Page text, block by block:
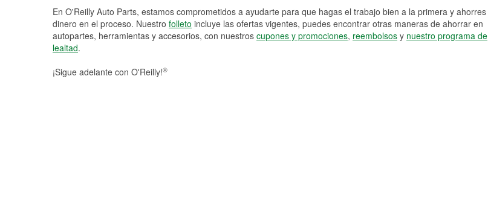
En O'Reilly Auto Parts, estamos comprometidos a ayudarte para que hagas el trabajo bien a la primera y ahorres
dinero en el proceso. Nuestro folleto incluye las ofertas vigentes, puedes encontrar otras maneras de ahorrar en
autopartes, herramientas y accesorios, con nuestros cupones y promociones, reembolsos y nuestro programa de
lealtad.
¡Sigue adelante con O'Reilly!®